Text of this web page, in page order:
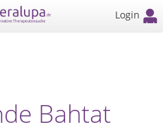
Login
Bahtat